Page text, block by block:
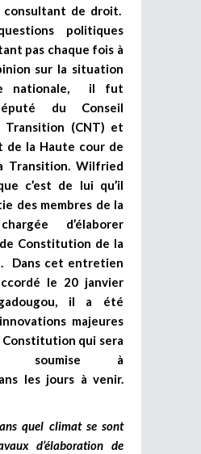
consultant de droit.
politiques
pas chaque fois à
sur la situation
nationale, il fut
du Conseil
Transition (CNT) et
de la Haute cour de
Transition. Wilfried
c’est de lui qu’il
des membres de la
d’élaborer
Constitution de la
Dans cet entretien
le 20 janvier
il a été
majeures
qui sera
soumise à
les jours à venir.
quel climat se sont
d’élaboration de